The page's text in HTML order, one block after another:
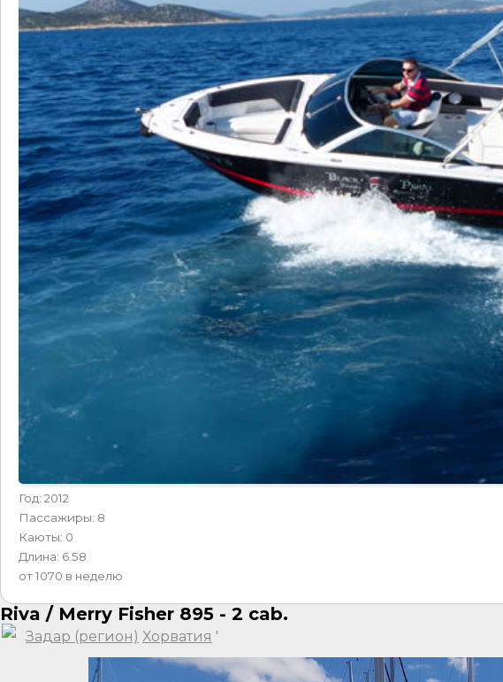
Год: 2012
Пассажиры: 8
Каюты: 0
Длина: 6.58
от 1070 в неделю
Riva / Merry Fisher 895 - 2 cab.
Задар (регион) Хорватия '